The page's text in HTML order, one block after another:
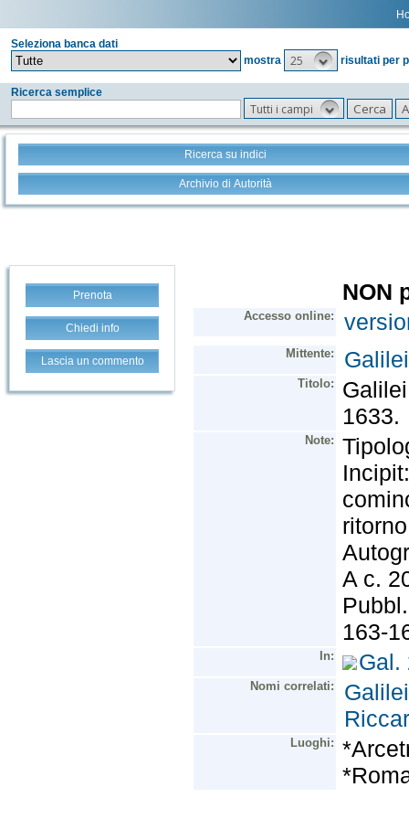
Seleziona banca dati
mostra
25 risultati per
Ricerca semplice
Tutti i campi
Ricerca su indici
Archivio di Autorità
Prenota
Chiedi info
Lascia un commento